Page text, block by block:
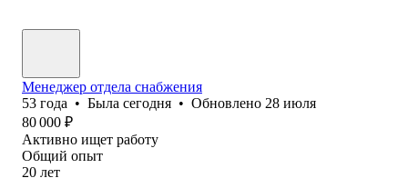
Менеджер отдела снабжения
53 года • Была сегодня • Обновлено 28 июля
80 000 ₽
Активно ищет работу
Общий опыт
20 лет